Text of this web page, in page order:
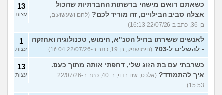
כשאתם רואים מישהי ברשתות החברתיות שהכול
אצלה סביב הבילויים, זה מוריד לכם? (לחם ושעשועים,
בן 36, כתב ב-22/07/26 16:13)
13
עצות
לאנשים ששירתו בחיל הטנ"א, חימוש, טכנולוגיה ואחזקה
- להשלים ל-03?
(חימושניק, בן 19, כתב ב-22/07/26 16:04)
1
עצות
כשרבתי עם בת הזוג שלי, דחפתי אותה מתוך כעס.
איך להתמודד?
(אלכס, שם בדוי, בן 40, כתב ב-22/07/26
15:53)
13
עצות